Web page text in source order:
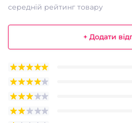
середній рейтинг товару
+ Додати